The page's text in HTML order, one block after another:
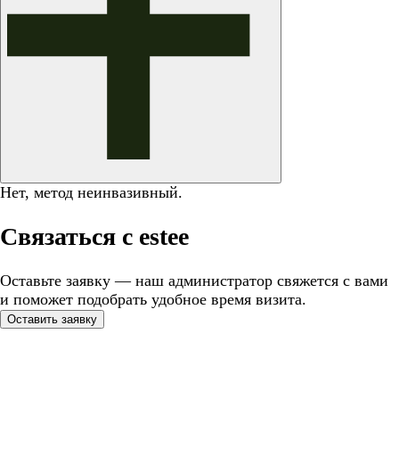
Нет, метод неинвазивный.
Связаться с estee
Оставьте заявку — наш администратор свяжется с вами
и поможет подобрать удобное время визита.
Оставить заявку